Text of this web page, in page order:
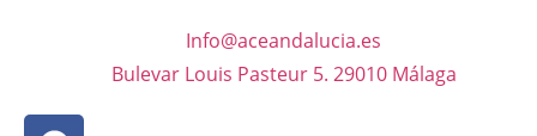
Info@aceandalucia.es
Bulevar Louis Pasteur 5. 29010 Málaga